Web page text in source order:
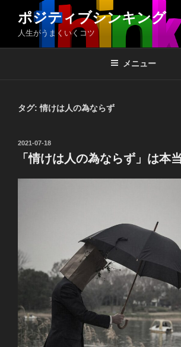
ン
ポジティブシンキング
人生がうまくいくコツ
メニュー
タグ:情けは人の為ならず
投
2021-07-18
「情けは人の為ならず」は本